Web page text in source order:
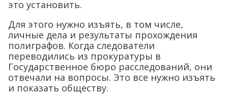
это установить.
Для этого нужно изъять, в том числе,
личные дела и результаты прохождения
полиграфов. Когда следователи
переводились из прокуратуры в
Государственное бюро расследований, они
отвечали на вопросы. Это все нужно изъять
и показать обществу.